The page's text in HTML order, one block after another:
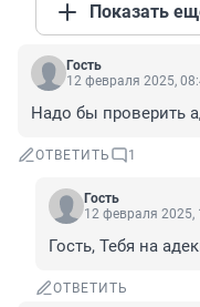
Показать
Гость
12 февраля 2025,
Надо бы проверить
ОТВЕТИТЬ 1
Гость
12 февраля 2025,
Гость, Тебя на
ОТВЕТИТЬ